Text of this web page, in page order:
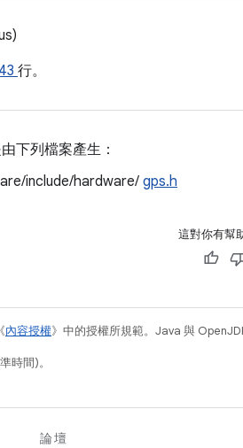
行。
下列檔案產生：
include/hardware/ gps.h
這對你有幫
內容授權》中的授權所規範。Java 與
時間)。
論壇